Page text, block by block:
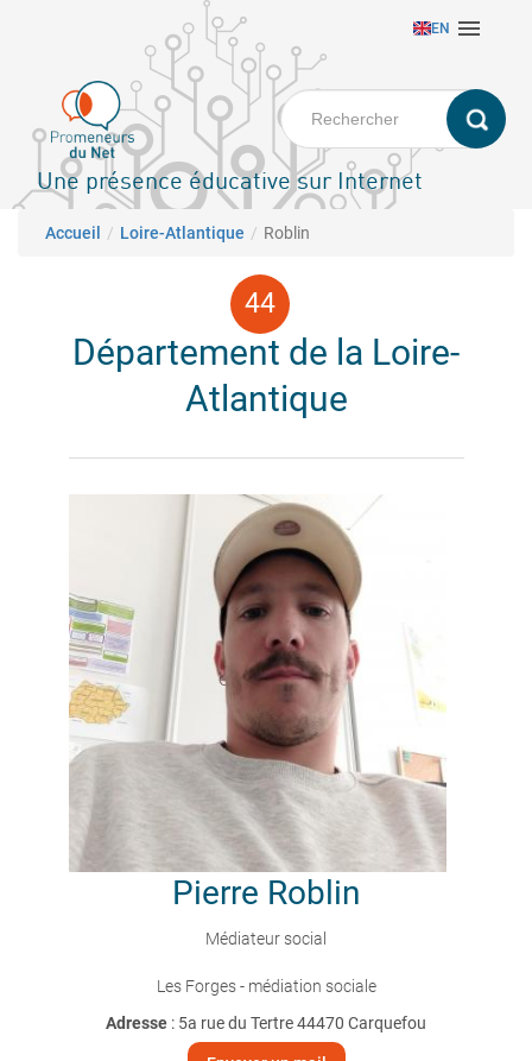
principal
EN 
Une présence éducative sur Internet
Fil d'Ariane
Accueil Loire-Atlantique Roblin
Département de la Loire-
Atlantique
Pierre Roblin
Médiateur social
Les Forges - médiation sociale
Adresse : 5a rue du Tertre 44470 Carquefou